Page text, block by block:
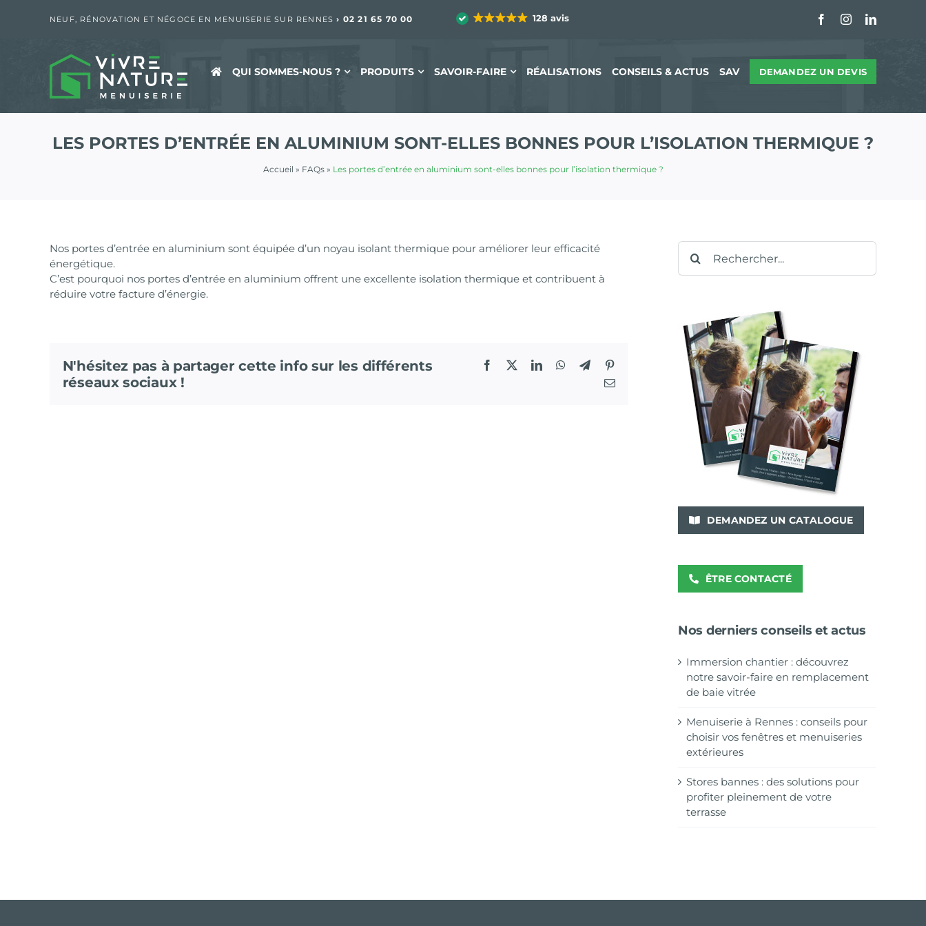
NEUF, RÉNOVATION ET NÉGOCE EN MENUISERIE SUR RENNES › 02 21 65 70 00 128 avis FacebookInstagramLinkedIn
QUI SOMMES-NOUS ? PRODUITS SAVOIR-FAIRE RÉALISATIONS CONSEILS & ACTUS SAV DEMANDEZ UN DEVIS
LES PORTES D’ENTRÉE EN ALUMINIUM SONT-ELLES BONNES POUR L’ISOLATION THERMIQUE ?
Accueil » FAQs» Les portes d’entrée en aluminium sont-elles bonnes pour l’isolation thermique ?
Nos portes d’entrée en aluminium sont équipée d’un noyau isolant thermique pour améliorer leur efficacité
énergétique.
C’est pourquoi nos portes d’entrée en aluminium offrent une excellente isolation thermique et contribuent à
réduire votre facture d’énergie.
N'hésitez pas à partager cette info sur les différents
réseaux sociaux !
Facebook LinkedInWhatsApp
Telegram
Email
Rechercher:
DEMANDEZ UN CATALOGUE
ÊTRE CONTACTÉ
Nos derniers conseils et actus
Immersion chantier : découvrez
notre savoir-faire en remplacement
de baie vitrée
Menuiserie à Rennes : conseils pour
choisir vos fenêtres et menuiseries
extérieures
Stores bannes : des solutions pour
profiter pleinement de votre
terrasse